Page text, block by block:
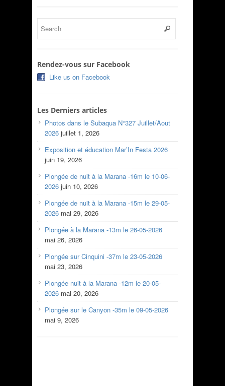
Rendez-vous sur Facebook
Like us on Facebook
Les Derniers articles
Photos dans le Subaqua N°327 Juillet/Aout
2026 juillet 1, 2026
Exposition et éducation Mar’In Festa 2026
juin 19, 2026
Plongée de nuit à la Marana -16m le 10-06-
2026 juin 10, 2026
Plongée de nuit à la Marana -15m le 29-05-
2026 mai 29, 2026
Plongée à la Marana -13m le 26-05-2026
mai 26, 2026
Plongée sur Cinquini -37m le 23-05-2026
mai 23, 2026
Plongée nuit à la Marana -12m le 20-05-
2026 mai 20, 2026
Plongée sur le Canyon -35m le 09-05-2026
mai 9, 2026